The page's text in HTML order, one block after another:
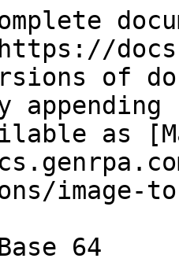
of
as
image-
64